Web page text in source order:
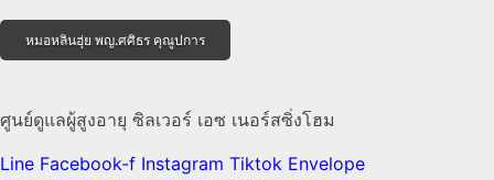
หมอหลินฮุ่ย พญ.ศศิธร คุณูปการ
ศูนย์ดูแลผู้สูงอายุ ซิลเวอร์ เอซ เนอร์สซิ่งโฮม
Line Facebook-f Instagram Tiktok Envelope